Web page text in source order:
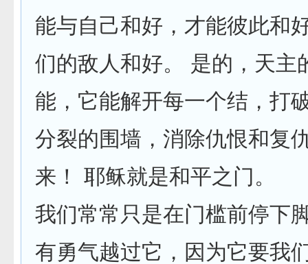
能与自己和好，才能彼此和
们的敌人和好。 是的，天主
能，它能解开每一个结，打
分裂的围墙，消除仇恨和复
来！ 耶稣就是和平之门。
我们常常只是在门槛前停下
有勇气越过它，因为它要我